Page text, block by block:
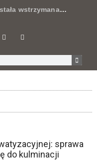
wstrzymana…
sprawa
do kulminacji